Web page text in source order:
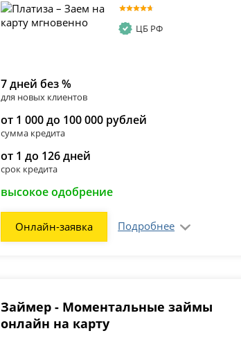
ЦБ РФ
7 дней без %
для новых клиентов
от 1 000 до 100 000 рублей
сумма кредита
от 1 до 126 дней
срок кредита
высокое одобрение
Онлайн-заявка Подробнее
Займер - Моментальные займы
онлайн на карту